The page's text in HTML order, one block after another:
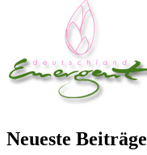
Neueste Beiträge